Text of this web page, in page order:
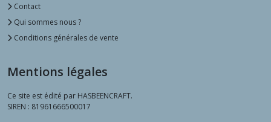
Contact
Qui sommes nous ?
Conditions générales de vente
Mentions légales
Ce site est édité par HASBEENCRAFT.
SIREN : 81961666500017